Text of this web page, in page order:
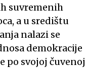
suvremenih
a u središtu
nalazi se
demokracije
po svojoj čuvenoj